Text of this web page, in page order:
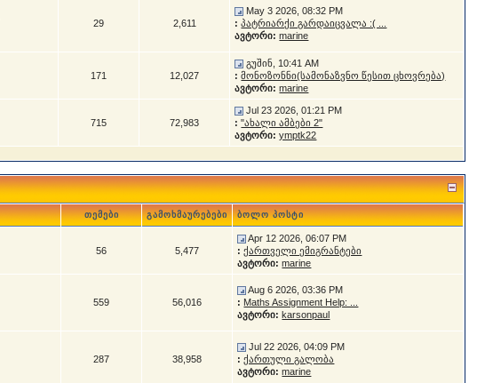
29 2,611
May 3 2026, 08:32 PM
: პატრიარქი გარდაიცვალა :( ...
ავტორი: marine
171 12,027
გუშინ, 10:41 AM
: მონოზონნი(სამონაზვნო წესით ცხოვრება)
ავტორი: marine
715 72,983
Jul 23 2026, 01:21 PM
: "ახალი ამბები 2"
ავტორი: ymptk22
თემები გამოხმაურებები ბოლო პოსტი
56 5,477
Apr 12 2026, 06:07 PM
: ქართველი ემიგრანტები
ავტორი: marine
559 56,016
Aug 6 2026, 03:36 PM
: Maths Assignment Help: ...
ავტორი: karsonpaul
287 38,958
Jul 22 2026, 04:09 PM
: ქართული გალობა
ავტორი: marine